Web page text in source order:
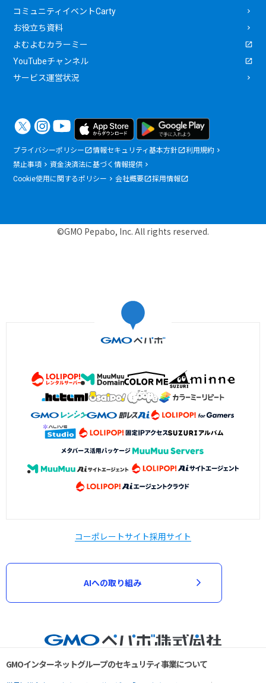
コミュニティイベントCarty
お役立ち資料
よむよむカラーミー
YouTubeチャンネル
サービス運営状況
プライバシーポリシー 情報セキュリティ基本方針
利用規約
禁止事項
資金決済法に基づく情報提供
Cookie使用に関するポリシー
会社概要 採用情報
©GMO Pepabo, Inc. All rights reserved.
コーポレートサイト採用サイト
AIへの取り組み
GMOインターネットグループのセキュリティ事業について